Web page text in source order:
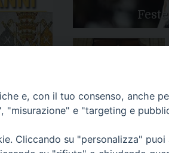
Apertura Anno Giubilare
2025
e, con il tuo consenso, anche
"misurazione" e "targeting e
Cliccando su "personalizza"